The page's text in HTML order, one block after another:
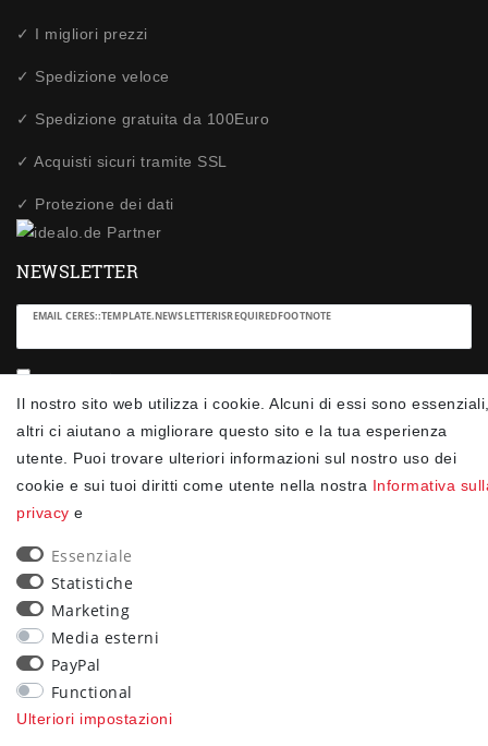
✓ I migliori prezzi
✓ Spedizione veloce
✓ Spedizione gratuita da 100Euro
✓ Acquisti sicuri tramite SSL
✓ Protezione dei dati
Il nostro sito web utilizza i cookie. Alcuni di essi sono
altri ci aiutano a migliorare questo sito e la tua esperienza
utente. Puoi trovare ulteriori informazioni sul nostro uso dei
cookie e sui tuoi diritti come utente nella nostra Informativa
privacy e
Essenziale
Statistiche
Marketing
Media esterni
PayPal
Functional
Ulteriori impostazioni
NEWSLETTER
EMAIL CERES::TEMPLATE.NEWSLETTERISREQUIREDFOOTNOTE
Ceres::Template.newsletterHoneypotLabel
Confermo di aver letto laInformativa sulla privacy
.Ceres::Template.newsletterIsRequiredFootnote
Iscriviti
Ceres::Template.newsletterIsRequiredFootnote
90
trees were planted